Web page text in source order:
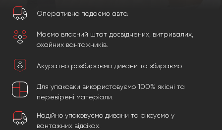
Оперативно подаємо авто.
Маємо власний штат досвідчених, витривалих,
охайних вантажників.
Акуратно розбираємо дивани та збираємо.
Для упаковки використовуємо 100% якісні та
перевірені матеріали.
Надійно упаковуємо дивани та фіксуємо у
вантажних відсіках.